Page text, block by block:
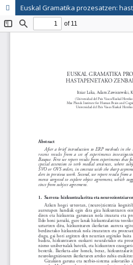
Euskal Gramatika prozesatzen: